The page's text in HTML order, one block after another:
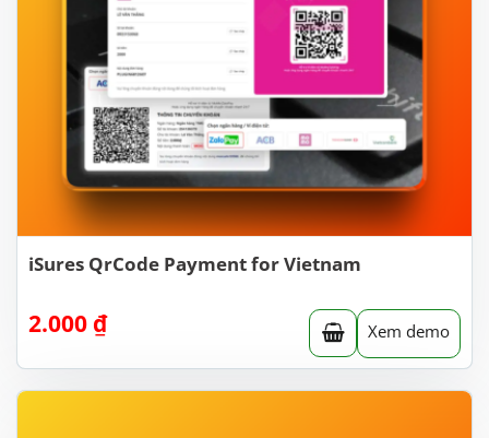
iSures QrCode Payment for Vietnam
2.000 ₫ Xem demo